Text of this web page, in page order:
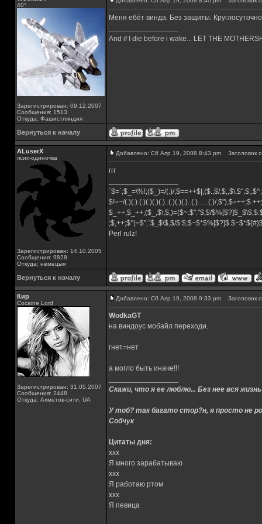
40°
Зарегистрирован: 09.12.2007
Сообщения: 1513
Откуда: Фашистляндия
Меня ебёт винда. Без защиты.
And if I die before i wake... LET THE
Вернуться к началу
ALuserX
псих-одиночка
Зарегистрирован: 14.10.2005
Сообщения: 9828
Откуда: немецыя
Добавлено: Сб Апр 19, 2008 8:43 pm Заголовок
ггг
`$=`;$_=\%!;($_)=/(.)/;$==++$|;($.,$/
$!=~/(.)(.).(.)(.)(.)(.)..(.)(.)(.)..(.)......(.)/
$_++;$_++;($_,$\,$,)=($~.$"."$;$/
;$,++;$^|=$";`$_$\$,$/
Perl rulz!
Вернуться к началу
Кир
Cocaine Lord
Зарегистрирован: 31.05.2007
Сообщения: 2448
Откуда: Ахметов-сити, UA
Добавлено: Сб Апр 19, 2008 9:33 pm Заголовок
WodkaGT
на виндоус мобайл переходи.
гнет=нет
а могло быть иначе!!!
Скажи, что я ее люблю... Без нее вся
У тоб? так багато стор?н, я просто не
Собчук
Цитаты дня:
xxx
Я много зарабатываю
xxx
Я работаю ртом
xxx
Я певица